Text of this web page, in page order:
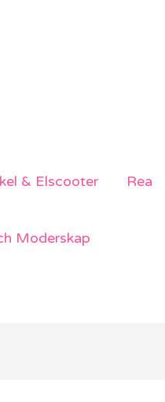
& Elscooter Rea
Moderskap